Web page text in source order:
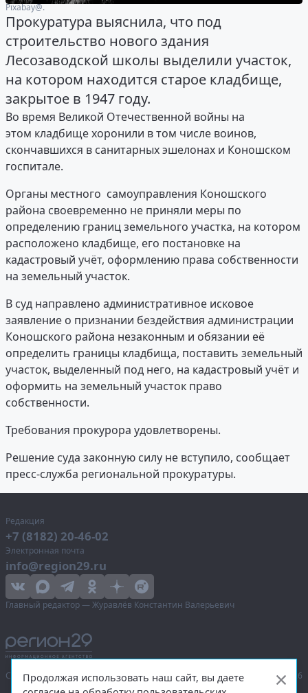
Рixabay@.
Прокуратура выяснила, что под
строительство нового здания
Лесозаводской школы выделили участок,
на котором находится старое кладбище,
закрытое в 1947 году.
Во время Великой Отечественной войны на
этом кладбище хоронили в том числе воинов,
скончавшихся в санитарных эшелонах и Коношском
госпитале.
Органы местного самоуправления Коношского
района своевременно не приняли меры по
определению границ земельного участка, на котором
расположено кладбище, его постановке на
кадастровый учёт, оформлению права собственности
на земельный участок.
В суд направлено административное исковое
заявление о признании бездействия администрации
Коношского района незаконным и обязании её
определить границы кладбища, поставить земельный
участок, выделенный под него, на кадастровый учёт и
оформить на земельный участок право
собственности.
Требования прокурора удовлетворены.
Решение суда законную силу не вступило, сообщает
пресс-служба региональной прокуратуры.
Редакция
+7 (8182) 20-46-02
Электронная почта
info@region29.ru
Главный редактор — Журавлёв Константин Валерьевич
Сетевое издание «Информационное агентство Регион 29», © 2016–2026
Продолжая использовать наш сайт, вы даете